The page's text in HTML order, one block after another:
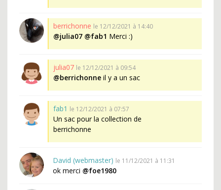
berrichonne le 12/12/2021 à 14:40
@julia07 @fab1 Merci :)
julia07 le 12/12/2021 à 09:54
@berrichonne il y a un sac
fab1 le 12/12/2021 à 07:57
Un sac pour la collection de
berrichonne
David (webmaster) le 11/12/2021 à 11:31
ok merci @foe1980